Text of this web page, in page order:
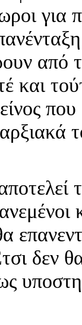
για
από
και
δεν